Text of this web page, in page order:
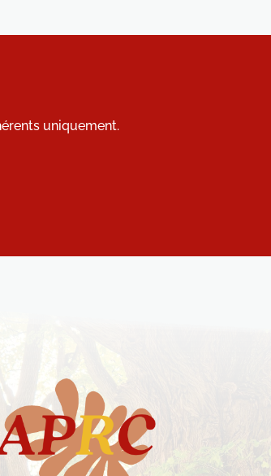
uniquement.